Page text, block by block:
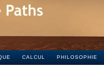
CALCUL PHILOSOPHIE